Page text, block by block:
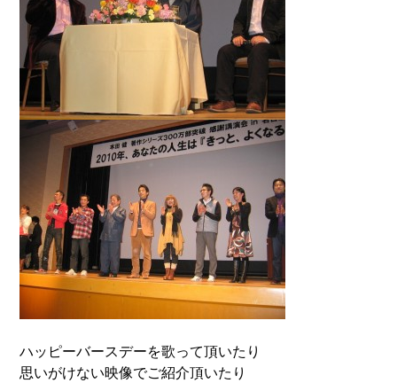
ハッピーバースデーを歌って頂いたり
思いがけない映像でご紹介頂いたり